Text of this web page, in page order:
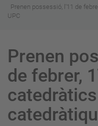
Prenen possessió, l'11 de
UPC
Prenen
de febrer,